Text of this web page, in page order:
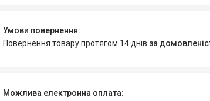
повернення товару протягом 14 днів за